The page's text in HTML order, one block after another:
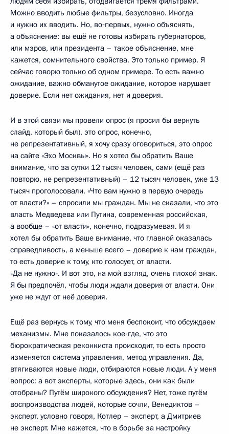
Можно вводить любые фильтры, безусловно. Иногда
и нужно их вводить. Но, во‑первых, нужно объяснять,
а объяснение: вы ещё не готовы избирать губернаторов,
или мэров, или президента – такое объяснение, мне
кажется, сомнительного свойства. Это только пример. Я
сейчас говорю только об одном примере. То есть важно
ожидание, важно обманутое ожидание, которое нарушает
доверие. Если нет ожидания, нет и доверия.
И в этой связи мы провели опрос (я просил бы вернуть
слайд, который был), это опрос, конечно,
не репрезентативный, я хочу сразу оговориться, это опрос
на сайте «Эхо Москвы». Но я хотел бы обратить Ваше
внимание, что за сутки 12 тысяч человек, сами (ещё раз
повторю, не репрезентативный) – 12 тысяч человек, уже 13
тысяч проголосовали. «Что вам нужно в первую очередь
от власти?» – спросили мы граждан. Мы не сказали, что это
власть Медведева или Путина, современная российская,
а вообще – «от власти», конечно, подразумевая. И я
хотел бы обратить Ваше внимание, что главной оказалась
справедливость, а меньше всего – доверие к нам граждан,
то есть доверие к тому, кто голосует, от власти.
«Да не нужно». И вот это, на мой взгляд, очень плохой знак.
Я бы предпочёл, чтобы люди ждали доверия от власти. Они
уже не ждут от неё доверия.
Ещё раз вернусь к тому, что меня беспокоит, что обсуждаем
механизмы. Мне показалось кое‑где, что это
бюрократическая реконкиста происходит, то есть просто
изменяется система управления, метод управления. Да,
втягиваются новые люди, отбираются новые люди. А у меня
вопрос: а вот эксперты, которые здесь, они как были
отобраны? Путём широкого обсуждения? Нет, тоже путём
воспроизводства людей, которые сочли, Венедиктов –
эксперт, условно говоря, Котлер – эксперт, а Дмитриев
не эксперт. Мне кажется, что в борьбе за настройку